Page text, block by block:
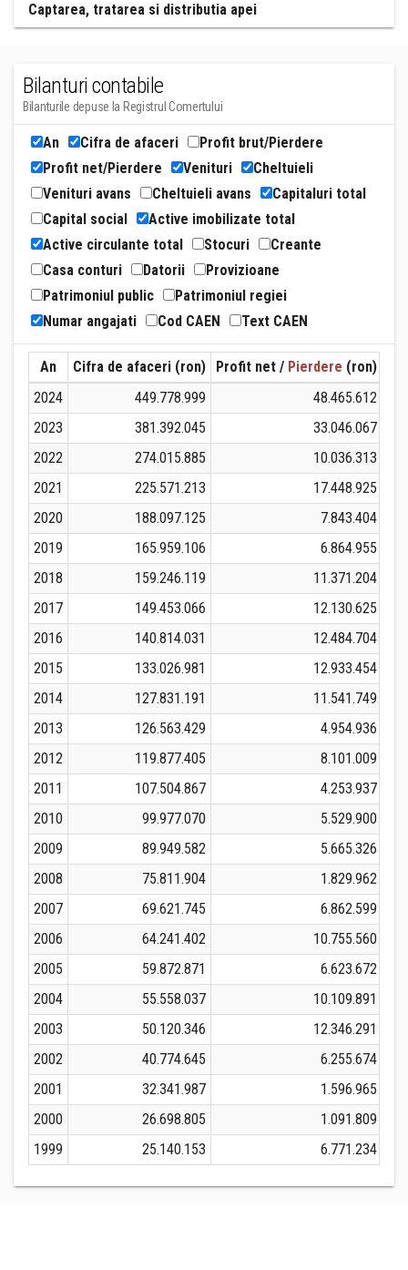
Captarea, tratarea si distributia apei
Bilanturi contabile
Bilanturile depuse la Registrul Comertului
An Cifra de afaceri
Profit brut/Pierdere
Profit net/Pierdere
Venituri
Cheltuieli
Venituri avans
Cheltuieli avans
Capitaluri total
Capital social
Active imobilizate total
Active circulante total
Stocuri
Creante
Casa conturi
Datorii
Provizioane
Patrimoniul public
Patrimoniul regiei
Numar angajati
Cod CAEN Text CAEN
An Cifra de afaceri (ron) Profit net / Pierdere (ron)
2024
449.778.999 48.465.612
2023
381.392.045 33.046.067
2022
274.015.885 10.036.313
2021
225.571.213 17.448.925
2020
188.097.125 7.843.404
2019
165.959.106 6.864.955
2018
159.246.119 11.371.204
2017
149.453.066 12.130.625
2016
140.814.031 12.484.704
2015
133.026.981 12.933.454
2014
127.831.191 11.541.749
2013
126.563.429 4.954.936
2012
119.877.405 8.101.009
2011
107.504.867 4.253.937
2010
99.977.070 5.529.900
2009
89.949.582 5.665.326
2008
75.811.904 1.829.962
2007
69.621.745 6.862.599
2006
64.241.402 10.755.560
2005
59.872.871 6.623.672
2004
55.558.037 10.109.891
2003
50.120.346 12.346.291
2002
40.774.645 6.255.674
2001
32.341.987 1.596.965
2000
26.698.805 1.091.809
1999
25.140.153 6.771.234